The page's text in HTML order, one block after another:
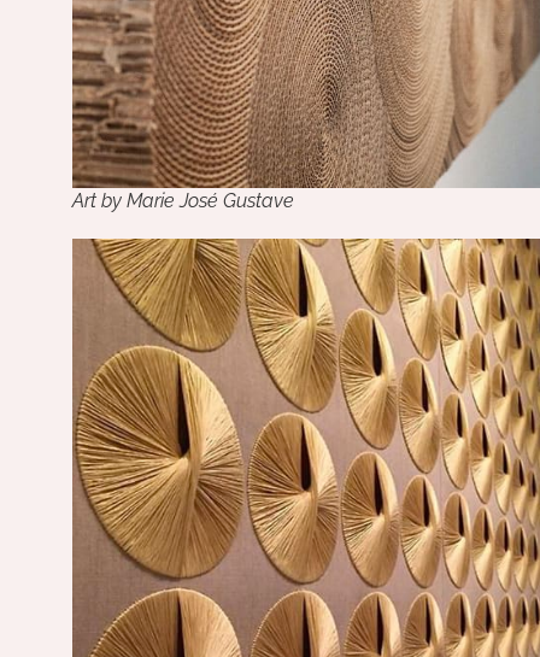
Art by Marie José Gustave